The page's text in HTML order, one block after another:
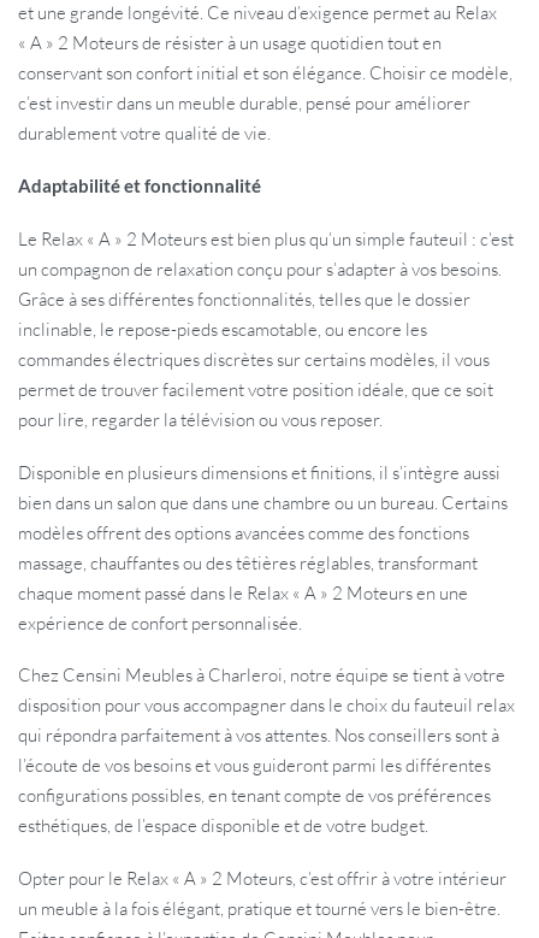
et une grande longévité. Ce niveau d’exigence permet au Relax
« A » 2 Moteurs de résister à un usage quotidien tout en
conservant son confort initial et son élégance. Choisir ce modèle,
c’est investir dans un meuble durable, pensé pour améliorer
durablement votre qualité de vie.
Adaptabilité et fonctionnalité
Le Relax « A » 2 Moteurs est bien plus qu’un simple fauteuil : c’est
un compagnon de relaxation conçu pour s’adapter à vos besoins.
Grâce à ses différentes fonctionnalités, telles que le dossier
inclinable, le repose-pieds escamotable, ou encore les
commandes électriques discrètes sur certains modèles, il vous
permet de trouver facilement votre position idéale, que ce soit
pour lire, regarder la télévision ou vous reposer.
Disponible en plusieurs dimensions et finitions, il s’intègre aussi
bien dans un salon que dans une chambre ou un bureau. Certains
modèles offrent des options avancées comme des fonctions
massage, chauffantes ou des têtières réglables, transformant
chaque moment passé dans le Relax « A » 2 Moteurs en une
expérience de confort personnalisée.
Chez Censini Meubles à Charleroi, notre équipe se tient à votre
disposition pour vous accompagner dans le choix du fauteuil relax
qui répondra parfaitement à vos attentes. Nos conseillers sont à
l’écoute de vos besoins et vous guideront parmi les différentes
configurations possibles, en tenant compte de vos préférences
esthétiques, de l’espace disponible et de votre budget.
Opter pour le Relax « A » 2 Moteurs, c’est offrir à votre intérieur
un meuble à la fois élégant, pratique et tourné vers le bien-être.